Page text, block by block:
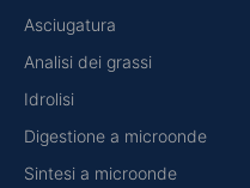
Asciugatura
Analisi dei grassi
Idrolisi
Digestione a microonde
Sintesi a microonde